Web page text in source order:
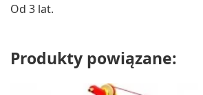
Od 3 lat.
Produkty powiązane: